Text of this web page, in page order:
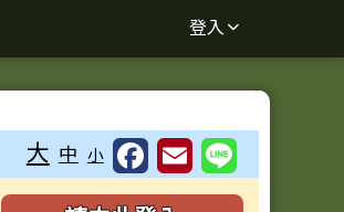
登入
大 中 小